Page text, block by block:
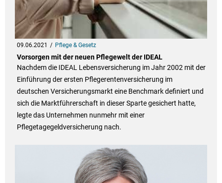
09.06.2021 Pflege & Gesetz
Vorsorgen mit der neuen Pflegewelt der IDEAL
Nachdem die IDEAL Lebensversicherung im Jahr 2002 mit der
Einführung der ersten Pflegerentenversicherung im
deutschen Versicherungsmarkt eine Benchmark definiert und
sich die Marktführerschaft in dieser Sparte gesichert hatte,
legte das Unternehmen nunmehr mit einer
Pflegetagegeldversicherung nach.